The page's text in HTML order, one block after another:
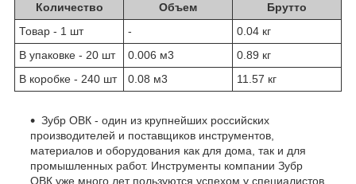
Количество Объем
Брутто
Товар - 1 шт
-
0.04 кг
В упаковке - 20 шт
0.006 м3
0.89 кг
В коробке - 240 шт
0.08 м3 11.57 кг
Зубр ОВК - один из крупнейших российских
производителей и поставщиков инструментов,
материалов и оборудования как для дома, так и для
промышленных работ. Инструменты компании Зубр
ОВК уже много лет пользуются успехом у специалистов